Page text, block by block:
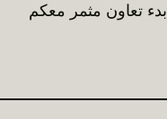
تعاون مثمر معكم